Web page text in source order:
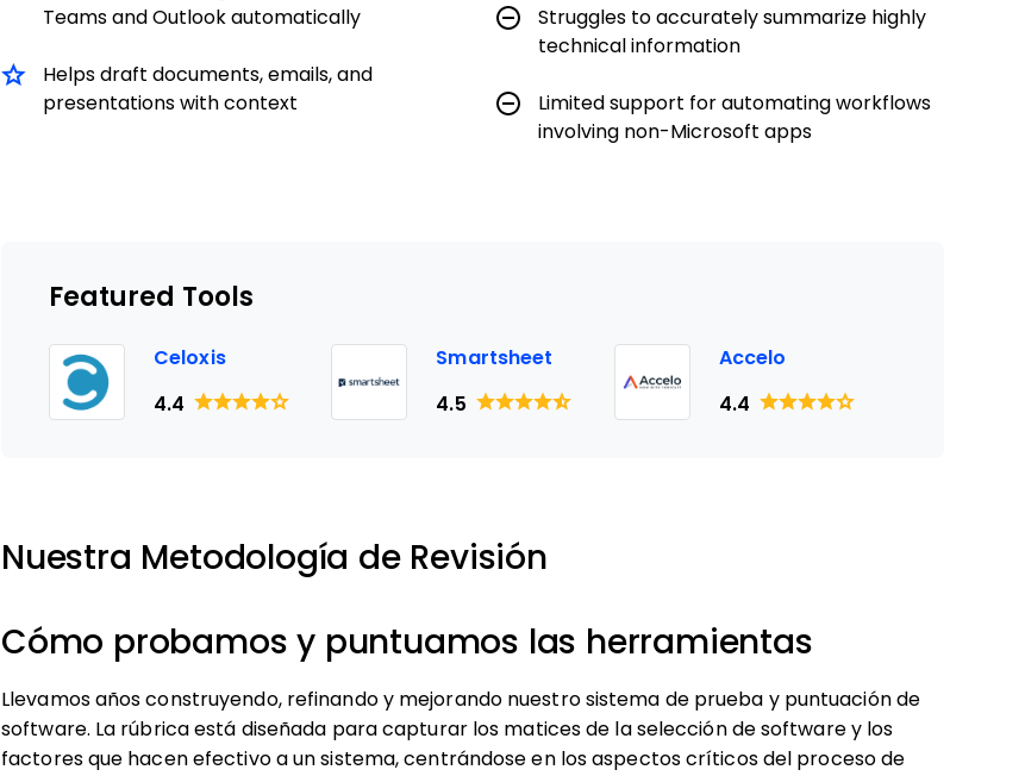
Teams and Outlook automatically
Helps draft documents, emails, and
presentations with context
Struggles to accurately summarize highly
technical information
Limited support for automating workflows
involving non-Microsoft apps
Featured Tools
Celoxis
4.4
Smartsheet
4.5
Accelo
4.4
Nuestra Metodología de Revisión
Cómo probamos y puntuamos las herramientas
Llevamos años construyendo, refinando y mejorando nuestro sistema de prueba y puntuación de
software. La rúbrica está diseñada para capturar los matices de la selección de software y los
factores que hacen efectivo a un sistema, centrándose en los aspectos críticos del proceso de